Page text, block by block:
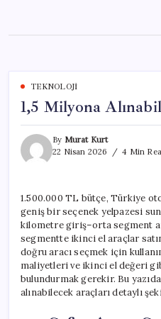
content
TEKNOLOJI
1,5 Milyona
By Murat Kurt
22 Nisan 2026
4 Min
1.500.000 TL bütçe, Türkiye
geniş bir seçenek yelpazesi
kilometre giriş–orta segment
segmentte ikinci el araçlar
doğru aracı seçmek için
maliyetleri ve ikinci el değeri
bulundurmak gerekir. Bu
alınabilecek araçları detaylı